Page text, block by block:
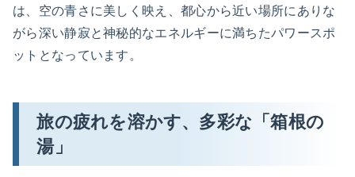
は、空の青さに美しく映え、都心から近い場所にありな
がら深い静寂と神秘的なエネルギーに満ちたパワースポ
ットとなっています。
旅の疲れを溶かす、多彩な「箱根の
湯」